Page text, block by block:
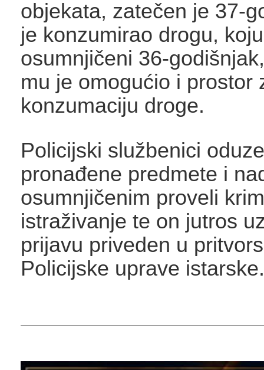
objekata, zatečen je 37-
je konzumirao drogu,
osumnjičeni 36-
mu je omogućio i prostor
konzumaciju droge.
Policijski službenici
pronađene predmete i
osumnjičenim proveli
istraživanje te on jutros
prijavu priveden u
Policijske uprave